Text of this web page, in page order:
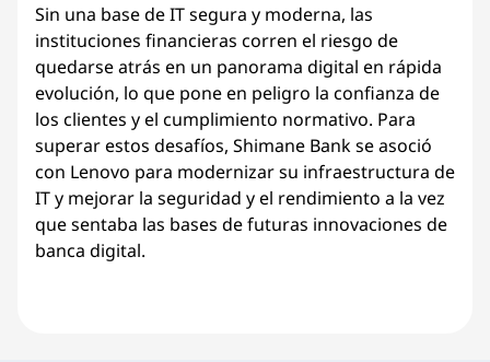
Sin una base de IT segura y moderna, las
instituciones financieras corren el riesgo de
quedarse atrás en un panorama digital en rápida
evolución, lo que pone en peligro la confianza de
los clientes y el cumplimiento normativo. Para
superar estos desafíos, Shimane Bank se asoció
con Lenovo para modernizar su infraestructura de
IT y mejorar la seguridad y el rendimiento a la vez
que sentaba las bases de futuras innovaciones de
banca digital.